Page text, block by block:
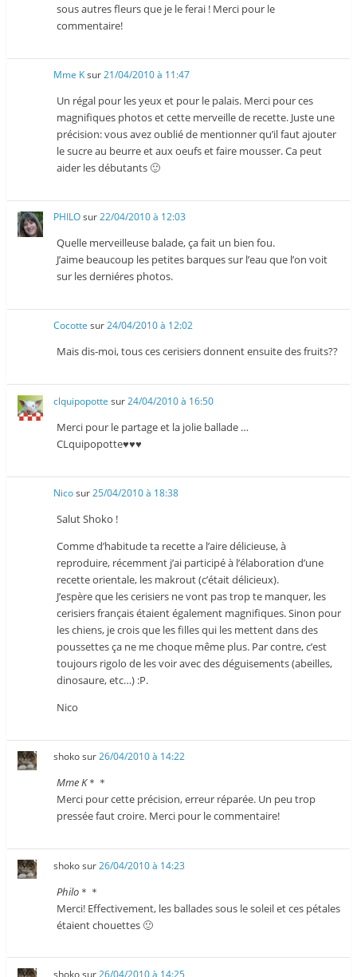
sous autres fleurs que je le ferai ! Merci pour le
commentaire!
Mme Ksur21/04/2010 à 11:47
Un régal pour les yeux et pour le palais. Merci pour ces
magnifiques photos et cette merveille de recette. Juste une
précision: vous avez oublié de mentionner qu’il faut ajouter
le sucre au beurre et aux oeufs et faire mousser. Ca peut
aider les débutants 🙂
PHILOsur22/04/2010 à 12:03
Quelle merveilleuse balade, ça fait un bien fou.
J’aime beaucoup les petites barques sur l’eau que l’on voit
sur les derniéres photos.
Cocotte sur24/04/2010 à 12:02
Mais dis-moi, tous ces cerisiers donnent ensuite des fruits??
clquipopotte sur24/04/2010 à 16:50
Merci pour le partage et la jolie ballade …
CLquipopotte♥♥♥
Nicosur25/04/2010 à 18:38
Salut Shoko !
Comme d’habitude ta recette a l’aire délicieuse, à
reproduire, récemment j’ai participé à l’élaboration d’une
recette orientale, les makrout (c’était délicieux).
J’espère que les cerisiers ne vont pas trop te manquer, les
cerisiers français étaient également magnifiques. Sinon pour
les chiens, je crois que les filles qui les mettent dans des
poussettes ça ne me choque même plus. Par contre, c’est
toujours rigolo de les voir avec des déguisements (abeilles,
dinosaure, etc…) :P.
Nico
shokosur26/04/2010 à 14:22
Mme K＊＊
Merci pour cette précision, erreur réparée. Un peu trop
pressée faut croire. Merci pour le commentaire!
shokosur26/04/2010 à 14:23
Philo ＊＊
Merci! Effectivement, les ballades sous le soleil et ces pétales
étaient chouettes 🙂
shokosur 26/04/2010 à 14:25